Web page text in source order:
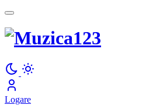
Logare